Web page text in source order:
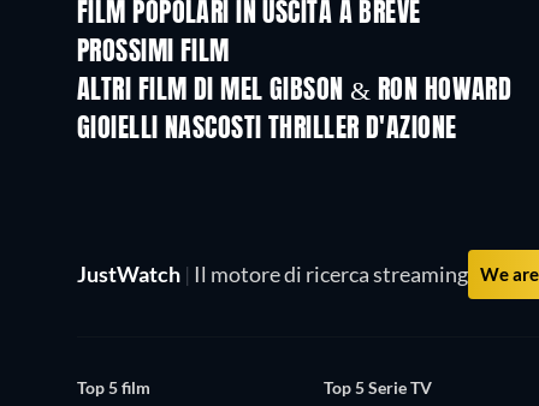
FILM POPOLARI IN USCITA A BREVE
PROSSIMI FILM
LEGO Disney Princess:
Magical Mayhem
ALTRI FILM DI MEL GIBSON & RON HOWARD
GIOIELLI NASCOSTI THRILLER D'AZIONE
JustWatch | Il motore di ricerca streaming We
Top 5 film Top 5 Serie TV